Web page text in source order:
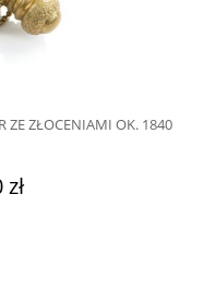
ZE ZŁOCENIAMI OK. 1840